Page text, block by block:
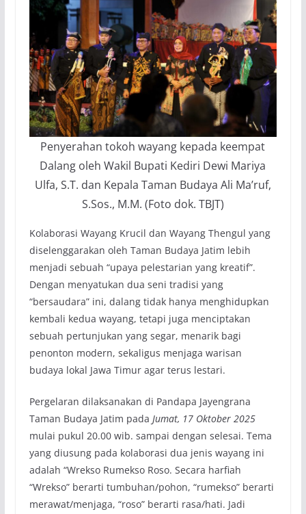
Penyerahan tokoh wayang kepada keempat
Dalang oleh Wakil Bupati Kediri Dewi Mariya
Ulfa, S.T. dan Kepala Taman Budaya Ali Ma’ruf,
S.Sos., M.M. (Foto dok. TBJT)
Kolaborasi Wayang Krucil dan Wayang Thengul yang
diselenggarakan oleh Taman Budaya Jatim lebih
menjadi sebuah “upaya pelestarian yang kreatif”.
Dengan menyatukan dua seni tradisi yang
“bersaudara” ini, dalang tidak hanya menghidupkan
kembali kedua wayang, tetapi juga menciptakan
sebuah pertunjukan yang segar, menarik bagi
penonton modern, sekaligus menjaga warisan
budaya lokal Jawa Timur agar terus lestari.
Pergelaran dilaksanakan di Pandapa Jayengrana
Taman Budaya Jatim pada Jumat, 17 Oktober 2025
mulai pukul 20.00 wib. sampai dengan selesai. Tema
yang diusung pada kolaborasi dua jenis wayang ini
adalah “Wrekso Rumekso Roso. Secara harfiah
“Wrekso” berarti tumbuhan/pohon, “rumekso” berarti
merawat/menjaga, “roso” berarti rasa/hati. Jadi